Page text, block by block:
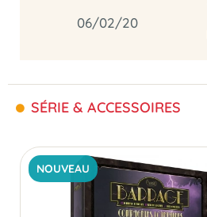
06/02/20
SÉRIE & ACCESSOIRES
NOUVEAU